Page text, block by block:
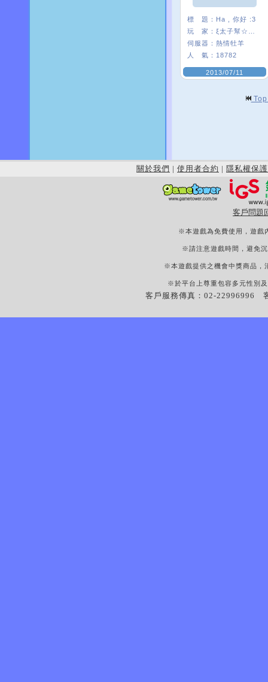
標 題： Ha , 你好 :3
玩 家：
伺服器： 熱情牡羊
人 氣： 18782
2013/07/11
關於我們 | 使用者合約 | 隱私權保護
客戶問題
※本遊戲為免費使用，遊戲
※請注意遊戲時間，避免
※本遊戲提供之機會中獎商品，
※於平台上尊重包容多元性別
客戶服務傳真：02-22996996